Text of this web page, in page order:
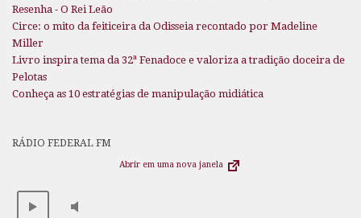
Resenha - O Rei Leão
Circe: o mito da feiticeira da Odisseia recontado por Madeline
Miller
Livro inspira tema da 32ª Fenadoce e valoriza a tradição doceira de
Pelotas
Conheça as 10 estratégias de manipulação midiática
RÁDIO FEDERAL FM
Abrir em uma nova janela